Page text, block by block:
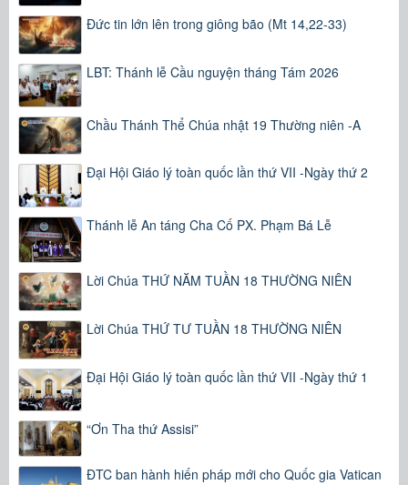
Đức tin lớn lên trong giông bão (Mt 14,22-33)
LBT: Thánh lễ Cầu nguyện tháng Tám 2026
Chầu Thánh Thể Chúa nhật 19 Thường niên -A
Đại Hội Giáo lý toàn quốc lần thứ VII -Ngày thứ 2
Thánh lễ An táng Cha Cố PX. Phạm Bá Lễ
Lời Chúa THỨ NĂM TUẦN 18 THƯỜNG NIÊN
Lời Chúa THỨ TƯ TUẦN 18 THƯỜNG NIÊN
Đại Hội Giáo lý toàn quốc lần thứ VII -Ngày thứ 1
“Ơn Tha thứ Assisi”
ĐTC ban hành hiến pháp mới cho Quốc gia Vatican